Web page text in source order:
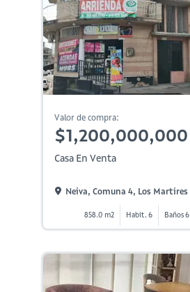
Valor de compra:
$1,200,000,000
Casa En Venta
Neiva, Comuna 4, Los Martires
858.0 m2 Habit. 6 Baños 6